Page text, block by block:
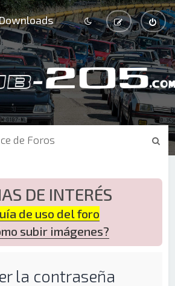
de Foros
B
DE INTERÉS
de uso del foro
subir imágenes?
la contraseña